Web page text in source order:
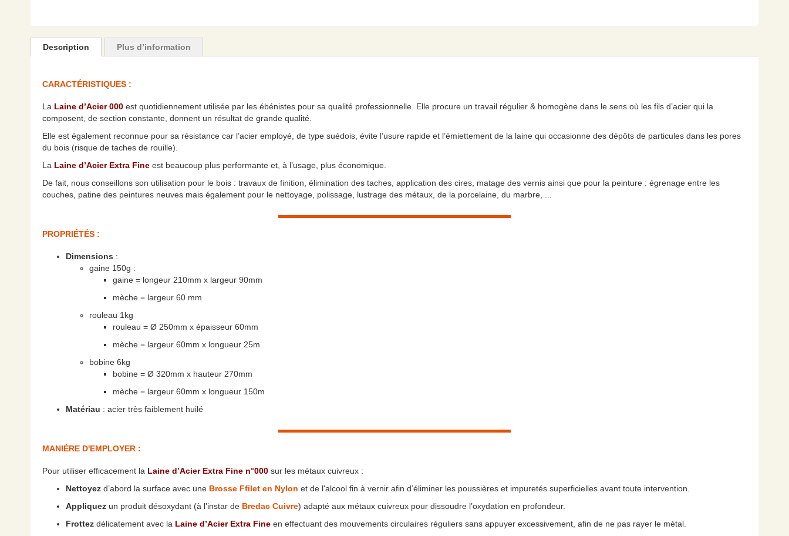
the
beginning
images
gallery
Description
CARACTÉRISTIQUES :
La Laine d’Acier 000 est quotidiennement utilisée par les ébénistes pour sa qualité professionnelle. Elle procure un travail régulier & homogène dans le sens où les fils d’acier qui la
composent, de section constante, donnent un résultat de grande qualité.
Elle est également reconnue pour sa résistance car l’acier employé, de type suédois, évite l’usure rapide et l’émiettement de la laine qui occasionne des dépôts de particules dans les pores
du bois (risque de taches de rouille).
La Laine d’Acier Extra Fine est beaucoup plus performante et, à l’usage, plus économique.
De fait, nous conseillons son utilisation pour le bois : travaux de finition, élimination des taches, application des cires, matage des vernis ainsi que pour la peinture : égrenage entre les
couches, patine des peintures neuves mais également pour le nettoyage, polissage, lustrage des métaux, de la porcelaine, du marbre, ...
PROPRIÉTÉS :
Dimensions :
gaine 150g :
gaine = longeur 210mm x largeur 90mm
mèche = largeur 60 mm
rouleau 1kg
rouleau = Ø 250mm x épaisseur 60mm
mèche = largeur 60mm x longueur 25m
bobine 6kg
bobine = Ø 320mm x hauteur 270mm
mèche = largeur 60mm x longueur 150m
Matériau : acier très faiblement huilé
MANIÈRE D'EMPLOYER :
Pour utiliser efficacement la Laine d’Acier Extra Fine n°000 sur les métaux cuivreux :
Nettoyez d’abord la surface avec une Brosse Ffilet en Nylon et de l'alcool fin à vernir afin d’éliminer les poussières et impuretés superficielles avant toute intervention.
Appliquez un produit désoxydant (à l'instar de Bredac Cuivre) adapté aux métaux cuivreux pour dissoudre l’oxydation en profondeur.
Frottez délicatement avec la Laine d’Acier Extra Fine en effectuant des mouvements circulaires réguliers sans appuyer excessivement, afin de ne pas rayer le métal.
Plus d’information